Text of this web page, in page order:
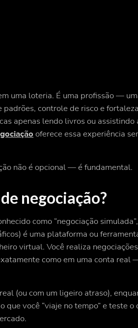
uma loteria. É uma profissão —
controle de risco e
apenas lendo livros ou assistindo
oferece essa experiência
não é opcional — é fundamental.
negociação?
como “negociação
é uma plataforma ou
virtual. Você realiza
como em uma conta real
(ou com um ligeiro atraso),
você “viaje no tempo” e teste o